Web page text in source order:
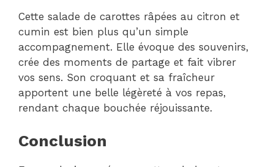
Cette salade de carottes râpées au citron et
cumin est bien plus qu’un simple
accompagnement. Elle évoque des souvenirs,
crée des moments de partage et fait vibrer
vos sens. Son croquant et sa fraîcheur
apportent une belle légèreté à vos repas,
rendant chaque bouchée réjouissante.
Conclusion